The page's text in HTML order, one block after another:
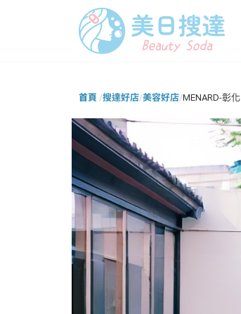
首頁 /搜達好店/美容好店/MENARD-彰化